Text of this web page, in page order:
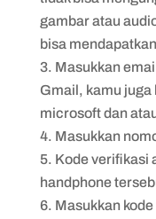
gambar atau
bisa
Masukkan
Gmail, kamu juga
microsoft dan
Masukkan
Kode verifikasi
handphone
Masukkan